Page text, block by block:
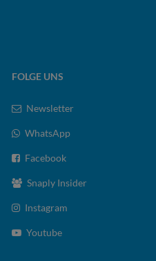
FOLGE UNS
Newsletter
WhatsApp
Facebook
Snaply Insider
Instagram
Youtube